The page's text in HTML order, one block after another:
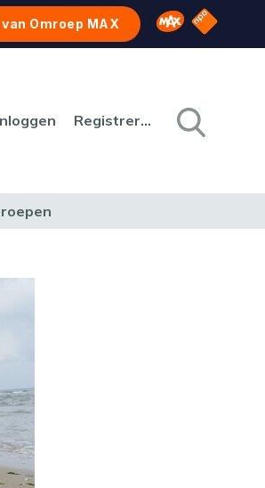
Omroep MAX Omroep MAX
NPO
Registreren